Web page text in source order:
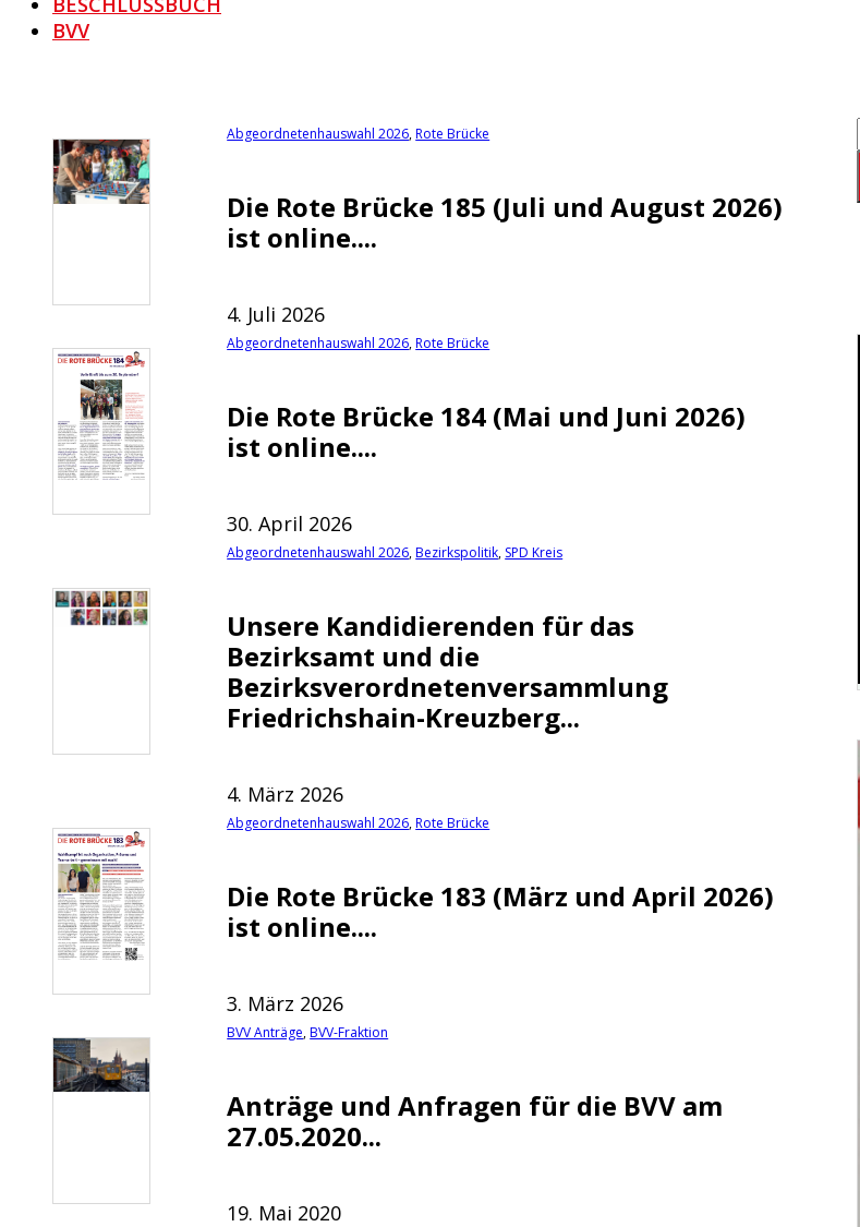
BVV
Abgeordnetenhauswahl 2026,Rote Brücke
Die Rote Brücke 185 (Juli und August 2026)
ist online....
4. Juli 2026
Abgeordnetenhauswahl 2026,Rote Brücke
Die Rote Brücke 184 (Mai und Juni 2026)
ist online....
30. April 2026
Abgeordnetenhauswahl 2026,Bezirkspolitik, SPD Kreis
Unsere Kandidierenden für das
Bezirksamt und die
Bezirksverordnetenversammlung
Friedrichshain-Kreuzberg...
4. März 2026
Abgeordnetenhauswahl 2026,Rote Brücke
Die Rote Brücke 183 (März und April 2026)
ist online....
3. März 2026
BVV Anträge,BVV-Fraktion
Anträge und Anfragen für die BVV am
27.05.2020...
19. Mai 2020